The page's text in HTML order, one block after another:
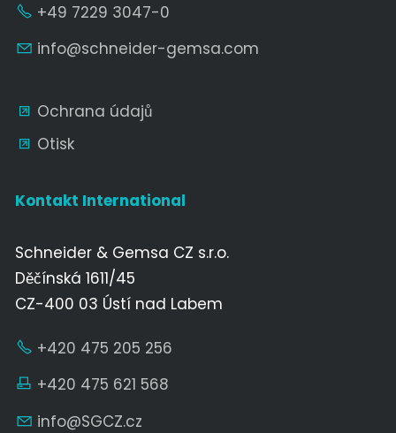
+49 7229 3047-0
nf
schn d r-g ms c m
Ochrana údajů
Otisk
Kontakt International
Schneider & Gemsa CZ s.r.o.
Děčínská 1611/45
CZ-400 03 Ústí nad Labem
+420 475 205 256
+420 475 621 568
nf
SGCZ cz